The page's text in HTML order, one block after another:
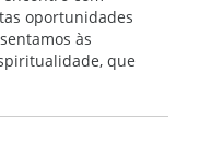
oportunidades
às
que